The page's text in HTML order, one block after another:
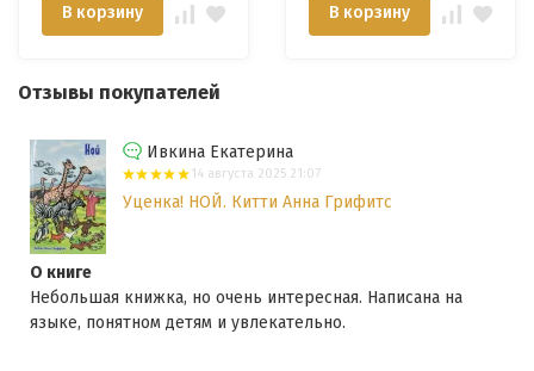
В корзину В корзину
Отзывы покупателей
Ивкина Екатерина
14 августа 2025 21:07
Уценка! НОЙ. Китти Анна Грифитс
О книге
Небольшая книжка, но очень интересная. Написана на
языке, понятном детям и увлекательно.